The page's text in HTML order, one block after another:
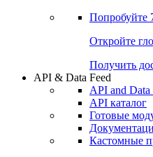
Попробуйте
Откройте
Получить
API & Data Feed
API and Data
API каталог
Готовые
Кастомные